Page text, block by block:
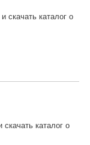
скачать каталог о
скачать каталог о